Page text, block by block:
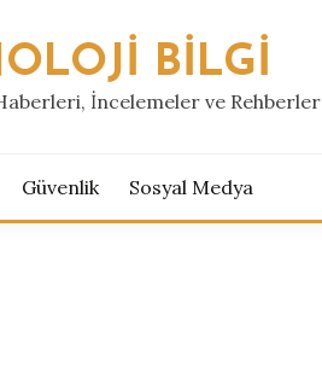
BILGI
İncelemeler ve Rehberler
Güvenlik Sosyal Medya